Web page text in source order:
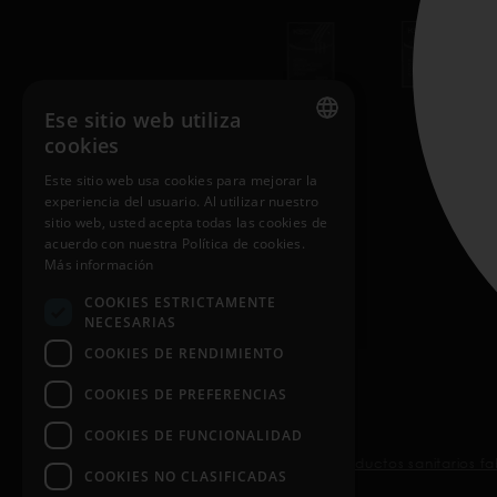
Customers & distributors
HUNGARIAN
GERMAN
POLISH
ENGLISH
ITALIAN
Ese sitio web utiliza
cookies
Este sitio web usa cookies para mejorar la
experiencia del usuario. Al utilizar nuestro
sitio web, usted acepta todas las cookies de
acuerdo con nuestra Política de cookies.
Más información
COOKIES ESTRICTAMENTE
NECESARIAS
COOKIES DE RENDIMIENTO
COOKIES DE PREFERENCIAS
COOKIES DE FUNCIONALIDAD
COOKIES NO CLASIFICADAS